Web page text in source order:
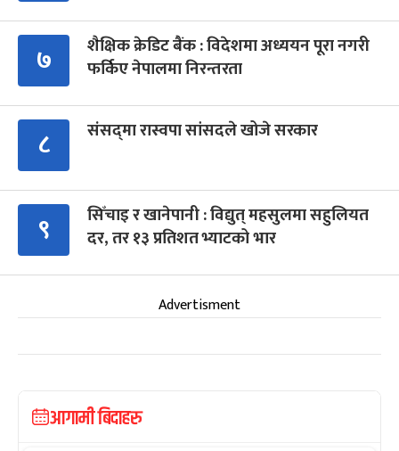
७
शैक्षिक क्रेडिट बैंक : विदेशमा अध्ययन पूरा नगरी
फर्किए नेपालमा निरन्तरता
८ संसद्‍मा रास्वपा सांसदले खोजे सरकार
९
सिँचाइ र खानेपानी : विद्युत् महसुलमा सहुलियत
दर, तर १३ प्रतिशत भ्याटको भार
Advertisment
आगामी बिदाहरु